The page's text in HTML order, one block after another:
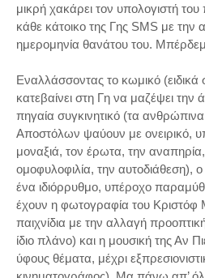
μικρή χακάρει τον υπολογιστή του
κάθε κάτοικο της Γης SMS με την
ημερομηνία θανάτου του.
Εναλλάσσοντας το κωμικό (ειδικά
κατεβαίνει στη Γη να μαζέψει την
πηγαία συγκινητικό (τα
Αποστόλων ψαύουν με ονειρικό,
μοναξιά, τον έρωτα, την αναπηρία,
ομοφυλοφιλία, την αυτοδιάθεση),
ένα ιδιόρρυθμο, υπέροχο
έχουν η φωτογραφία του
παιχνίδια με την αλλαγή
ίδιο πλάνο) και η μουσική της Αν
ύφους θέματα, μέχρι